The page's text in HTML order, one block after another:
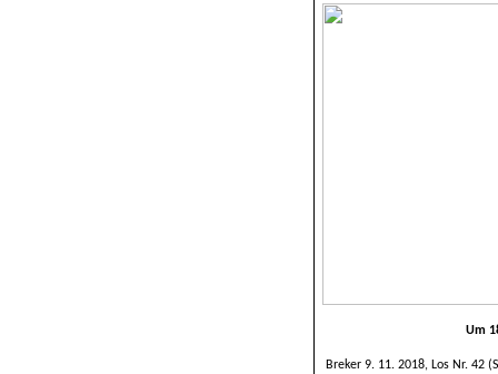
Um
Breker 9. 11. 2018, Los Nr. 42